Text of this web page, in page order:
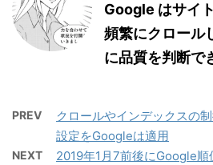
Google はサイ
頻繁にクロール
に品質を判断で
PREV
クロールやインデックスの
設定をGoogleは適用
NEXT 2019年1月7前後にGoogle